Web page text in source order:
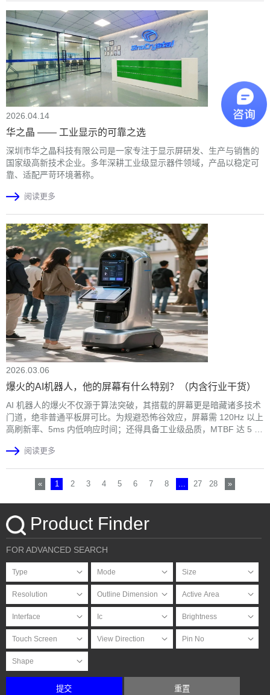
2026.04.14
华之晶 —— 工业显示的可靠之选
深圳市华之晶科技有限公司是一家专注于显示屏研发、生产与销售的
国家级高新技术企业。多年深耕工业级显示器件领域，产品以稳定可
靠、适配严苛环境著称。
阅读更多
2026.03.06
爆火的AI机器人，他的屏幕有什么特别？（内含行业干货）
AI 机器人的爆火不仅源于算法突破，其搭载的屏幕更是暗藏诸多技术
门道，绝非普通平板屏可比。为规避恐怖谷效应，屏幕需 120Hz 以上
高刷新率、5ms 内低响应时间；还得具备工业级品质，MTBF 达 5 万
户外款更是标配 1000nits 以上高亮屏，兼顾散热与功耗。这块屏幕是
市场增长，其专用屏也迎来全新蓝海。
阅读更多
« 1 2 3 4 5 6 7 8 27 28 »
Product Finder
FOR ADVANCED SEARCH
提交 重置